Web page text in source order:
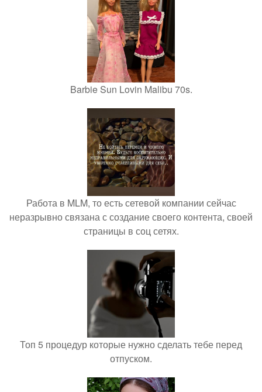
Barbie Sun Lovin Malibu 70s.
Работа в MLM, то есть сетевой компании сейчас
неразрывно связана с создание своего контента, своей
страницы в соц сетях.
Топ 5 процедур которые нужно сделать тебе перед
отпуском.